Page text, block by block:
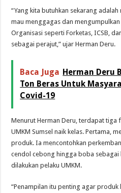
“Yang kita butuhkan sekarang
mau menggagas dan
Organisasi seperti Forketas, ICSB,
sebagai perajut,” ujar Herman Deru.
Baca Juga Herman Deru
Ton Beras Untuk
Covid-19
Menurut Herman Deru, terdapat tiga
UMKM Sumsel naik kelas. Pertama,
produk. Ia mencontohkan
cendol cebong hingga boba sebagai
dilakukan pelaku UMKM.
“Penampilan itu penting agar produk